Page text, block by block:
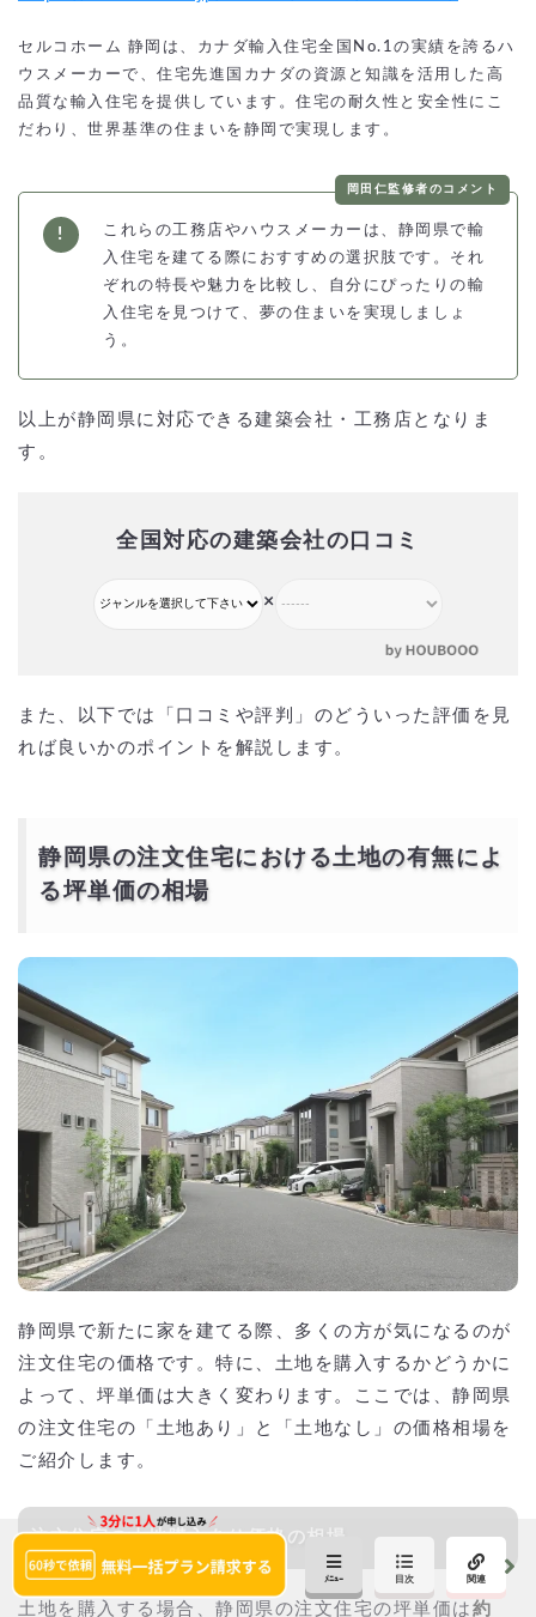
セルコホーム 静岡は、カナダ輸入住宅全国No.1の実績を誇るハ
ウスメーカーで、住宅先進国カナダの資源と知識を活用した高
品質な輸入住宅を提供しています。住宅の耐久性と安全性にこ
だわり、世界基準の住まいを静岡で実現します。
岡田仁監修者のコメント
これらの工務店やハウスメーカーは、静岡県で輸
入住宅を建てる際におすすめの選択肢です。それ
ぞれの特長や魅力を比較し、自分にぴったりの輸
入住宅を見つけて、夢の住まいを実現しましょ
う。
以上が静岡県に対応できる建築会社・工務店となりま
す。
全国対応の建築会社の口コミ
×
また、以下では「口コミや評判」のどういった評価を見
れば良いかのポイントを解説します。
静岡県の注文住宅における土地の有無によ
る坪単価の相場
静岡県で新たに家を建てる際、多くの方が気になるのが
注文住宅の価格です。特に、土地を購入するかどうかに
よって、坪単価は大きく変わります。ここでは、静岡県
の注文住宅の「土地あり」と「土地なし」の価格相場を
ご紹介します。
注文住宅の土地購入あり価格の相場
土地を購入する場合、静岡県の注文住宅の坪単価は 約